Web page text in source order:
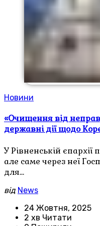
Новини
«Очищення від
державні дії щодо
У Рівненській
але саме через неї
для…
від News
24 Жовтня, 2025
2 хв Читати